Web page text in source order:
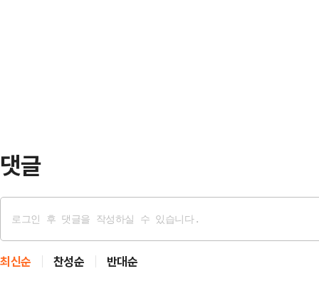
댓글
최신순 찬성순 반대순